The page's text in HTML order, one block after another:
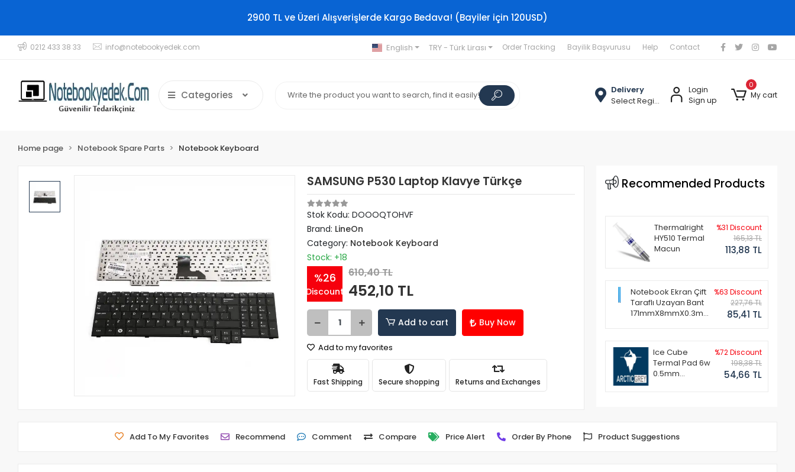
2900 TL ve Üzeri Alışverişlerde Kargo Bedava! (Bayiler için 120USD)
0212 433 38 33 info@notebookyedek.com English TRY - Türk Lirası Order Tracking Bayilik Başvurusu Help Contact
Categories
Delivery
Select Region
Login
Sign up
0
My cart
Home page Notebook Spare Parts Notebook Keyboard
SAMSUNG P530 Laptop Klavye Türkçe
Stok Kodu: DOOOQTOHVF
Brand: LineOn
Category: Notebook Keyboard
Stock: +18
%26
Discount
610,40 TL
452,10 TL
Add to cart Buy Now
Add to my favorites
Fast Shipping Secure shopping Returns and Exchanges
Recommended Products
Thermalright
HY510 Termal
Macun
%31 Discount
165,13 TL
113,88 TL
Notebook Ekran Çift
Taraflı Uzayan Bant
171mmX8mmX0.3mm
%63 Discount
227,76 TL
85,41 TL
Ice Cube
Termal Pad 6w
0.5mm
%72 Discount
198,38 TL
54,66 TL
Add To My Favorites Recommend Comment Compare Price Alert Order By Phone Product Suggestions